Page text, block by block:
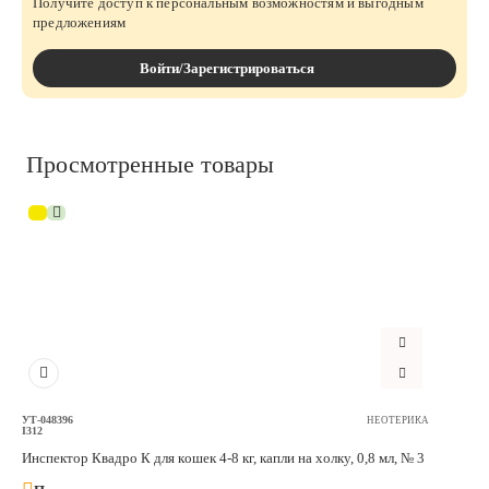
предложениям
Войти/Зарегистрироваться
Просмотренные товары
УТ-048396
I312
НЕОТЕРИКА
Инспектор Квадро К для кoшек 4-8 кг, капли на холку, 0,8 мл, № 3